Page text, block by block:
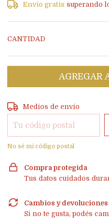
Envío gratis superando
CANTIDAD
Entregas para el CP:
Medios de envío
No sé mi código postal
Compra protegida
Tus datos cuidados
Cambios y devoluciones
Si no te gusta, podés